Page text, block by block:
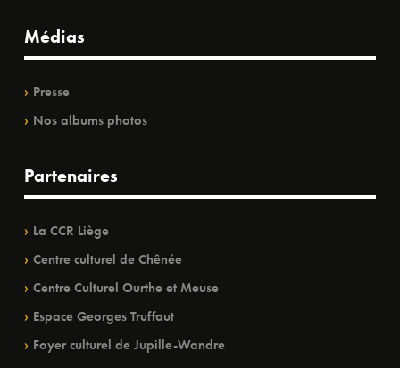
Médias
Presse
Nos albums photos
Partenaires
La CCR Liège
Centre culturel de Chênée
Centre Culturel Ourthe et Meuse
Espace Georges Truffaut
Foyer culturel de Jupille-Wandre